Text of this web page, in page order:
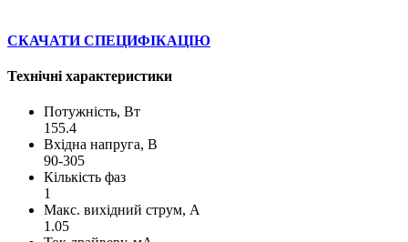
СКАЧАТИ СПЕЦИФІКАЦІЮ
Технічні характеристики
Потужність, Вт
155.4
Вхідна напруга, В
90-305
Кількість фаз
1
Макс. вихідний струм, А
1.05